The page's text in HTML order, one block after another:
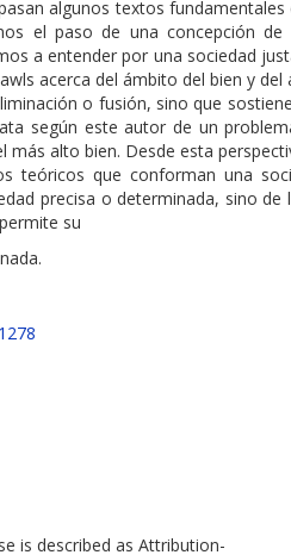
algunos textos fundamentales
el paso de una concepción
a entender por una sociedad
acerca del ámbito del bien y del
o fusión, sino que
según este autor de un
alto bien. Desde esta
teóricos que conforman una
precisa o determinada, sino de
su
is described as Attribution-